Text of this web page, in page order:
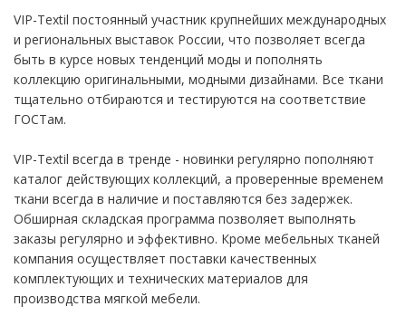
VIP-Textil постоянный участник крупнейших международных
и региональных выставок России, что позволяет всегда
быть в курсе новых тенденций моды и пополнять
коллекцию оригинальными, модными дизайнами. Все ткани
тщательно отбираются и тестируются на соответствие
ГОСТам.
VIP-Textil всегда в тренде - новинки регулярно пополняют
каталог действующих коллекций, а проверенные временем
ткани всегда в наличие и поставляются без задержек.
Обширная складская программа позволяет выполнять
заказы регулярно и эффективно. Кроме мебельных тканей
компания осуществляет поставки качественных
комплектующих и технических материалов для
производства мягкой мебели.